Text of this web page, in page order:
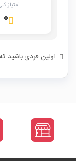
امتیاز
۰
اولین فردی باشید